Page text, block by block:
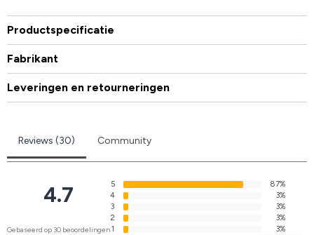
Productspecificatie
Fabrikant
Leveringen en retourneringen
Reviews (30) Community
4.7
Gebaseerd op 30 beoordelingen
5
87%
4
3%
3
3%
2
3%
1
3%